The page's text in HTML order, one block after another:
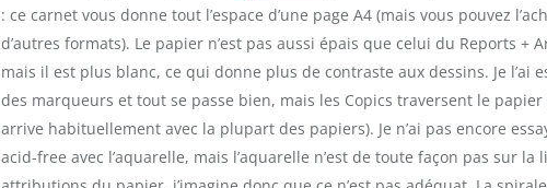
: ce carnet vous donne tout l’espace d’une page A4 (mais vous pouvez
d’autres formats). Le papier n’est pas aussi épais que celui du Reports +
mais il est plus blanc, ce qui donne plus de contraste aux dessins. Je l’ai
des marqueurs et tout se passe bien, mais les Copics traversent le papier
arrive habituellement avec la plupart des papiers). Je n’ai pas encore
acid-free avec l’aquarelle, mais l’aquarelle n’est de toute façon pas sur la